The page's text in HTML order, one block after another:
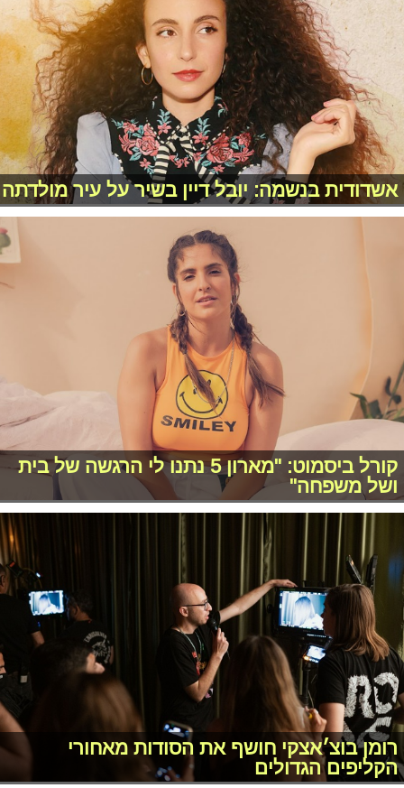
אשדודית בנשמה: יובל דיין בשיר על עיר מולדתה
קורל ביסמוט: "מארון 5 נתנו לי הרגשה של בית
ושל משפחה"
רומן בוצ׳אצקי חושף את הסודות מאחורי
הקליפים הגדולים